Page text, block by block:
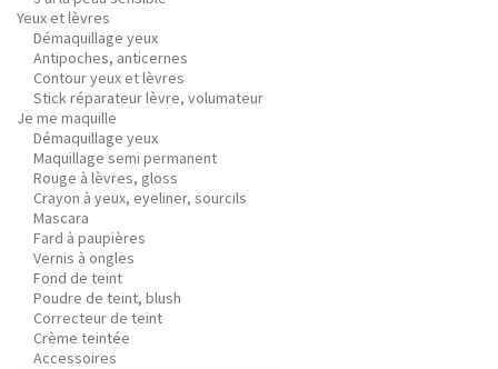
Yeux et lèvres
Démaquillage yeux
Antipoches, anticernes
Contour yeux et lèvres
Stick réparateur lèvre, volumateur
Je me maquille
Démaquillage yeux
Maquillage semi permanent
Rouge à lèvres, gloss
Crayon à yeux, eyeliner, sourcils
Mascara
Fard à paupières
Vernis à ongles
Fond de teint
Poudre de teint, blush
Correcteur de teint
Crème teintée
Accessoires